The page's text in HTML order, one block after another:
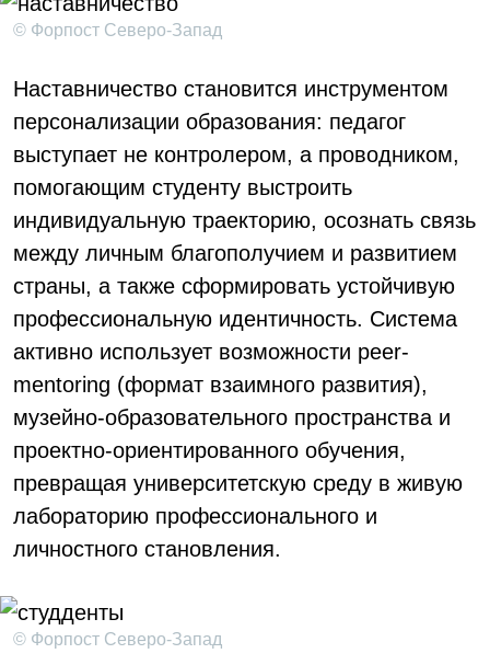
© Форпост Северо-Запад
Наставничество становится инструментом
персонализации образования: педагог
выступает не контролером, а проводником,
помогающим студенту выстроить
индивидуальную траекторию, осознать связь
между личным благополучием и развитием
страны, а также сформировать устойчивую
профессиональную идентичность. Система
активно использует возможности peer-
mentoring (формат взаимного развития),
музейно-образовательного пространства и
проектно-ориентированного обучения,
превращая университетскую среду в живую
лабораторию профессионального и
личностного становления.
© Форпост Северо-Запад